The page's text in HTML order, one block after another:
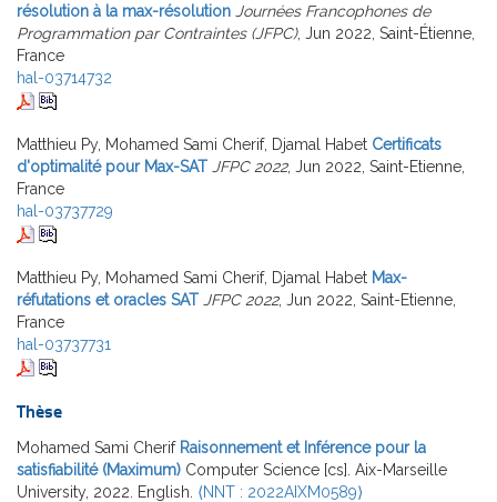
résolution à la max-résolution Journées Francophones de
Programmation par Contraintes (JFPC), Jun 2022, Saint-Étienne,
France
hal-03714732
Matthieu Py, Mohamed Sami Cherif, Djamal Habet Certificats
d'optimalité pour Max-SAT JFPC 2022, Jun 2022, Saint-Etienne,
France
hal-03737729
Matthieu Py, Mohamed Sami Cherif, Djamal Habet Max-
réfutations et oracles SAT JFPC 2022, Jun 2022, Saint-Etienne,
France
hal-03737731
Thèse
Mohamed Sami Cherif Raisonnement et Inférence pour la
satisfiabilité (Maximum) Computer Science [cs]. Aix-Marseille
University, 2022. English. ⟨NNT : 2022AIXM0589⟩